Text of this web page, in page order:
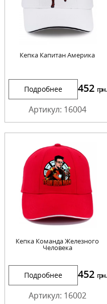
Кепка Капитан Америка
Подробнее 452 грн.
Артикул: 16004
Кепка Команда Железного
Человека
Подробнее 452 грн.
Артикул: 16002